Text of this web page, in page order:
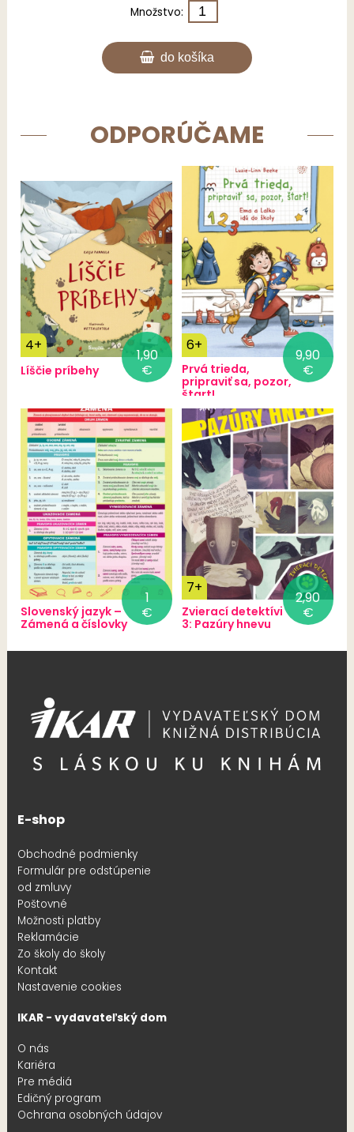
Množstvo:
do košíka
ODPORÚČAME
4+
1,90
€
Líščie príbehy
6+
9,90
€
Prvá trieda,
pripraviť sa, pozor,
štart!
1
€
Slovenský jazyk –
Zámená a číslovky
7+
2,90
€
Zvierací detektívi
3: Pazúry hnevu
E-shop
Obchodné podmienky
Formulár pre odstúpenie
od zmluvy
Poštovné
Možnosti platby
Reklamácie
Zo školy do školy
Kontakt
Nastavenie cookies
IKAR - vydavateľský dom
O nás
Kariéra
Pre médiá
Edičný program
Ochrana osobných údajov